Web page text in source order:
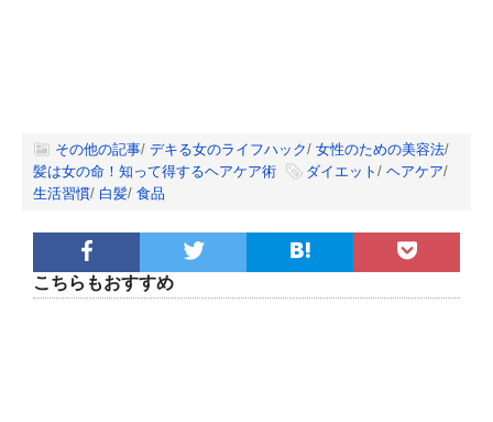
その他の記事/ デキる女のライフハック/ 女性のための美容法/
髪は女の命！知って得するヘアケア術
ダイエット / ヘアケア/
生活習慣/ 白髪/ 食品
こちらもおすすめ